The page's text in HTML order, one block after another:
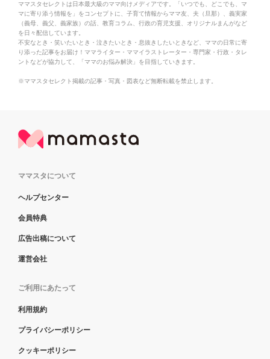
ママスタセレクトは日本最大級のママ向けメディアです。「いつでも、どこでも、マ
マに寄り添う情報を」をコンセプトに、子育て情報からママ友、夫（旦那）、義実家
（義母、義父、義家族）の話、教育コラム、行政の育児支援、オリジナルまんがなど
を日々配信しています。
不安なとき・笑いたいとき・泣きたいとき・息抜きしたいときなど、ママの日常に寄
り添った記事をお届け！ママライター・ママイラストレーター・専門家・行政・タレ
ントなどが協力して、「ママのお悩み解決」を目指していきます。
※ママスタセレクト掲載の記事・写真・図表など無断転載を禁止します。
ママスタについて
ヘルプセンター
会員特典
広告出稿について
運営会社
ご利用にあたって
利用規約
プライバシーポリシー
クッキーポリシー